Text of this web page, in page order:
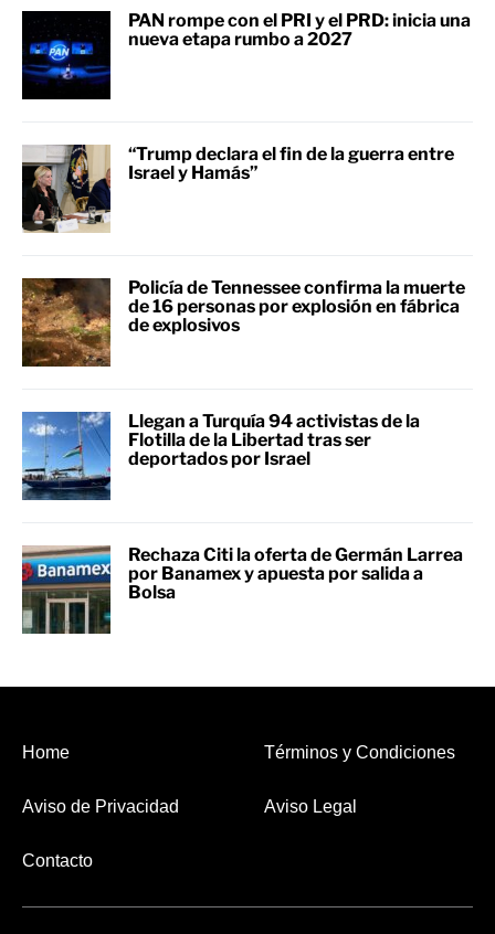
PAN rompe con el PRI y el PRD: inicia una
nueva etapa rumbo a 2027
“Trump declara el fin de la guerra entre
Israel y Hamás”
Policía de Tennessee confirma la muerte
de 16 personas por explosión en fábrica
de explosivos
Llegan a Turquía 94 activistas de la
Flotilla de la Libertad tras ser
deportados por Israel
Rechaza Citi la oferta de Germán Larrea
por Banamex y apuesta por salida a
Bolsa
Home Términos y Condiciones
Aviso de Privacidad Aviso Legal
Contacto